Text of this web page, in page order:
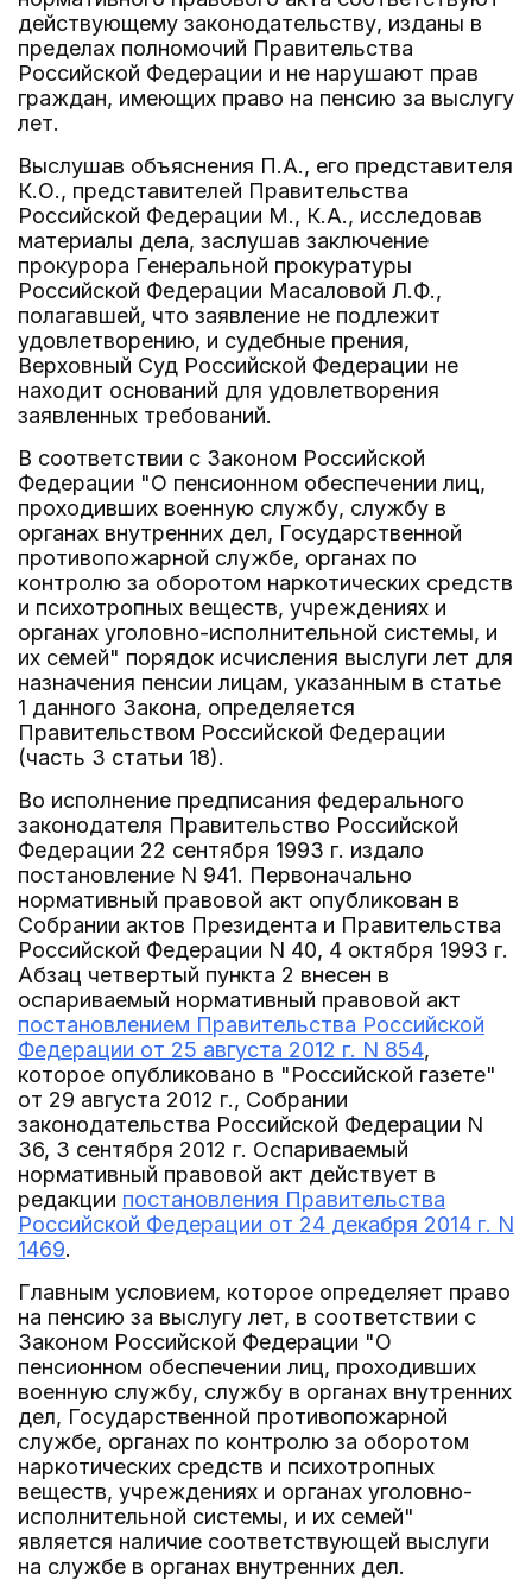
действующему законодательству, изданы в
пределах полномочий Правительства
Российской Федерации и не нарушают прав
граждан, имеющих право на пенсию за выслугу
лет.
Выслушав объяснения П.А., его представителя
К.О., представителей Правительства
Российской Федерации М., К.А., исследовав
материалы дела, заслушав заключение
прокурора Генеральной прокуратуры
Российской Федерации Масаловой Л.Ф.,
полагавшей, что заявление не подлежит
удовлетворению, и судебные прения,
Верховный Суд Российской Федерации не
находит оснований для удовлетворения
заявленных требований.
В соответствии с Законом Российской
Федерации "О пенсионном обеспечении лиц,
проходивших военную службу, службу в
органах внутренних дел, Государственной
противопожарной службе, органах по
контролю за оборотом наркотических средств
и психотропных веществ, учреждениях и
органах уголовно-исполнительной системы, и
их семей" порядок исчисления выслуги лет для
назначения пенсии лицам, указанным в статье
1 данного Закона, определяется
Правительством Российской Федерации
(часть 3 статьи 18).
Во исполнение предписания федерального
законодателя Правительство Российской
Федерации 22 сентября 1993 г. издало
постановление N 941. Первоначально
нормативный правовой акт опубликован в
Собрании актов Президента и Правительства
Российской Федерации N 40, 4 октября 1993 г.
Абзац четвертый пункта 2 внесен в
оспариваемый нормативный правовой акт
постановлением Правительства Российской
Федерации от 25 августа 2012 г. N 854,
которое опубликовано в "Российской газете"
от 29 августа 2012 г., Собрании
законодательства Российской Федерации N
36, 3 сентября 2012 г. Оспариваемый
нормативный правовой акт действует в
редакции постановления Правительства
Российской Федерации от 24 декабря 2014 г. N
1469.
Главным условием, которое определяет право
на пенсию за выслугу лет, в соответствии с
Законом Российской Федерации "О
пенсионном обеспечении лиц, проходивших
военную службу, службу в органах внутренних
дел, Государственной противопожарной
службе, органах по контролю за оборотом
наркотических средств и психотропных
веществ, учреждениях и органах уголовно-
исполнительной системы, и их семей"
является наличие соответствующей выслуги
на службе в органах внутренних дел.